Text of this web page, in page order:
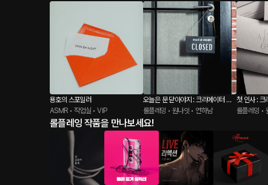
용호의 스포일러
ASMR • 작업실 • VIP
오늘은 문 닫아야지 : 크리에이터 용
호
롤플레잉 • 원나잇 • 연하남
첫 인사 : 크
롤플레잉 •
롤플레잉 작품을 만나보세요!